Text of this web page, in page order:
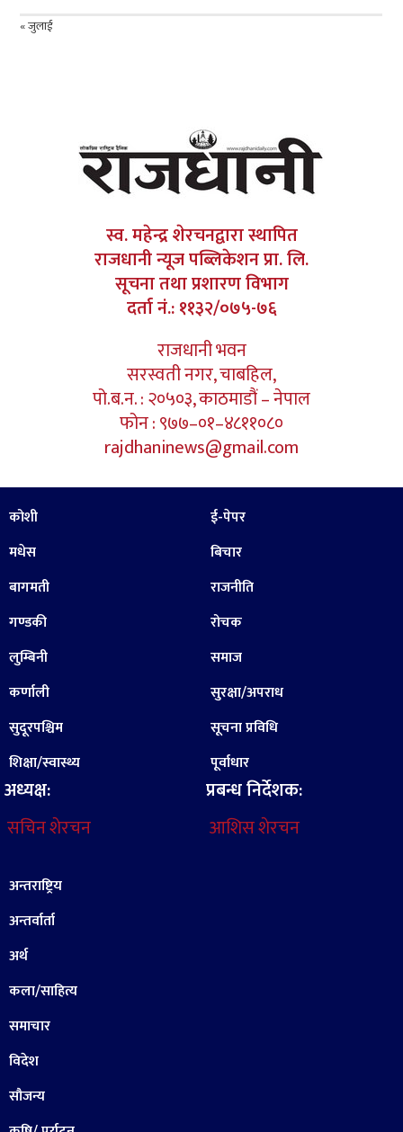
« जुलाई
स्व. महेन्द्र शेरचनद्वारा स्थापित
राजधानी न्यूज पब्लिकेशन प्रा. लि.
सूचना तथा प्रशारण विभाग
दर्ता नं.: ११३२/०७५-७६
राजधानी भवन
सरस्वती नगर, चाबहिल,
पो.ब.न. : २०५०३, काठमाडौं – नेपाल
फोन : ९७७–०१–४८११०८०
rajdhaninews@gmail.com
कोशी
मधेस
बागमती
गण्डकी
लुम्बिनी
कर्णाली
सुदूरपश्चिम
शिक्षा/स्वास्थ्य
अध्यक्ष:
सचिन शेरचन
ई-पेपर
बिचार
राजनीति
रोचक
समाज
सुरक्षा/अपराध
सूचना प्रविधि
पूर्वाधार
प्रबन्ध निर्देशक:
आशिस शेरचन
अन्तराष्ट्रिय
अन्तर्वार्ता
अर्थ
कला/साहित्य
समाचार
विदेश
सौजन्य